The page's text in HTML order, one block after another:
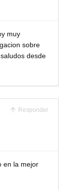
muy
sobre
desde
Responder
en la mejor